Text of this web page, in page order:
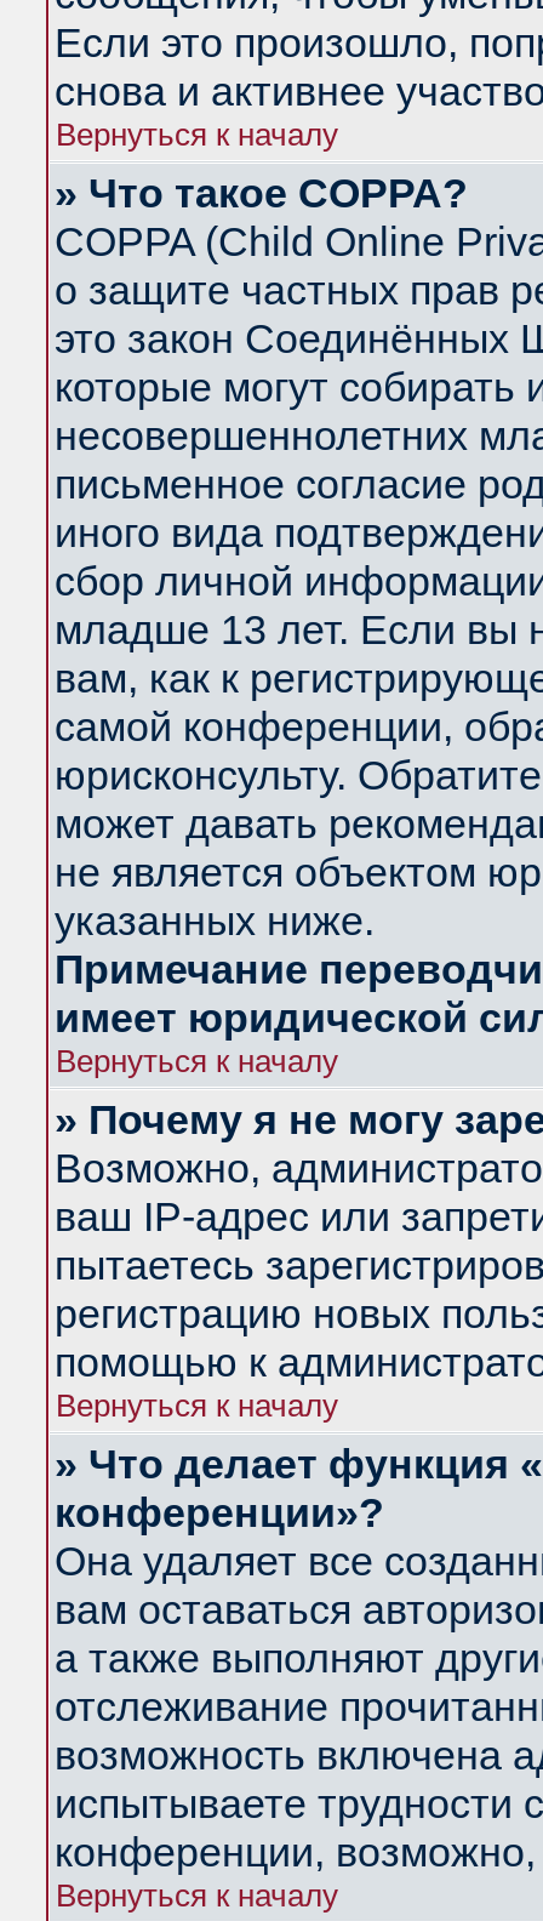
Если это произошло,
снова и активнее
Вернуться к началу
» Что такое COPPA?
COPPA (Child Online
о защите частных прав
это закон Соединённых
которые могут
несовершеннолетних
письменное согласие
иного вида
сбор личной
младше 13 лет. Если вы
вам, как к
самой конференции,
юрисконсульту.
может давать
не является объектом
указанных ниже.
Примечание
имеет юридической
Вернуться к началу
» Почему я не могу
Возможно,
ваш IP-адрес или
пытаетесь
регистрацию новых
помощью к
Вернуться к началу
» Что делает функция
конференции»?
Она удаляет все
вам оставаться
а также выполняют
отслеживание
возможность включена
испытываете трудности
конференции,
Вернуться к началу